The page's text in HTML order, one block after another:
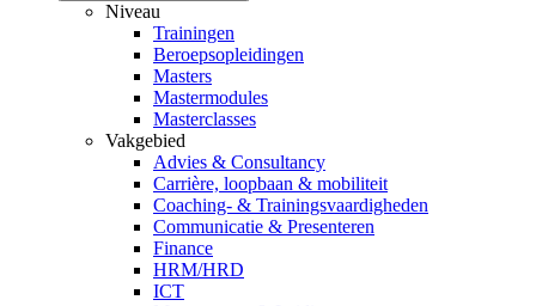
Niveau
Trainingen
Beroepsopleidingen
Masters
Mastermodules
Masterclasses
Vakgebied
Advies & Consultancy
Carrière, loopbaan & mobiliteit
Coaching- & Trainingsvaardigheden
Communicatie & Presenteren
Finance
HRM/HRD
ICT